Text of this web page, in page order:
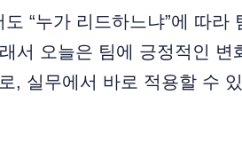
“누가 리드하느냐”에 따라
서 오늘은 팀에 긍정적인 변
, 실무에서 바로 적용할 수